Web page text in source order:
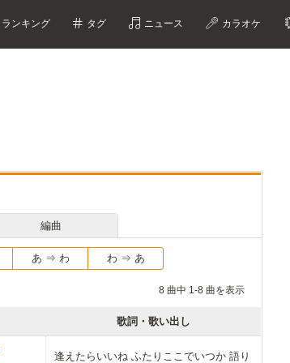
ランキング タグ ニュース カラオケ
編曲
あ ⇒ わ わ ⇒ あ
8 曲中 1-8 曲を表示
歌詞・歌い出し
逢えたらいいね ふたりここでいつか 語り